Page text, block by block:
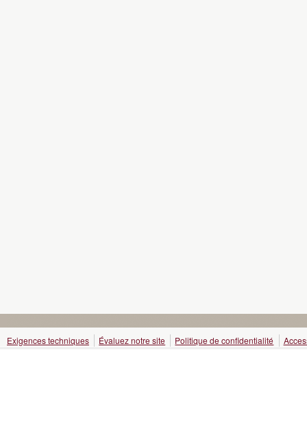
Exigences techniques Évaluez notre site Politique de confidentialité